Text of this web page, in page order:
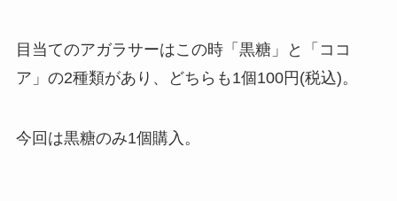
目当てのアガラサーはこの時「黒糖」と「ココ
ア」の2種類があり、どちらも1個100円(税込)。
今回は黒糖のみ1個購入。